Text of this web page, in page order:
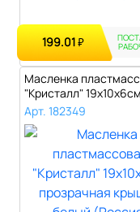
199.01₽
Масленка
"Кристалл"
прозрачная..
Арт. 182349